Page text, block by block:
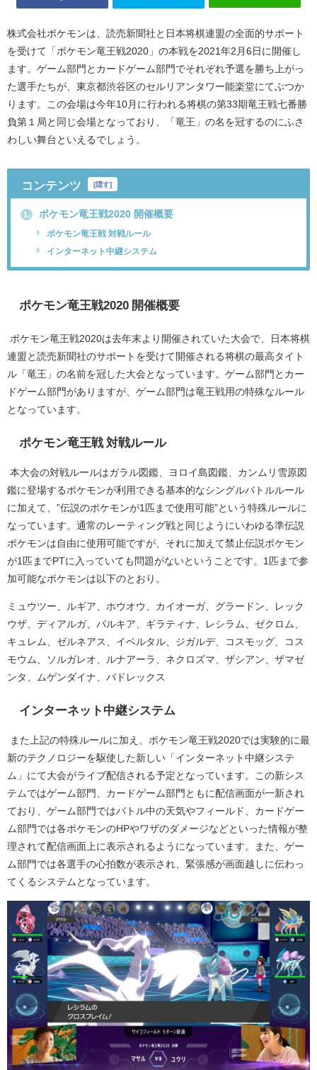
株式会社ポケモンは、読売新聞社と日本将棋連盟の全面的サポート
を受けて「ポケモン竜王戦2020 」の本戦を2021 年2 月 6 日に開催し
ます。ゲーム部門とカードゲーム部門でそれぞれ予選を勝ち上がっ
た選手たちが、東京都渋谷区のセルリアンタワー能楽堂にてぶつか
ります。この会場は今年10 月に行われる将棋の第33期竜王戦七番勝
負第１局と同じ会場となっており、「竜王」の名を冠するのにふさ
わしい舞台といえるでしょう。
コンテンツ [隠す]
1. ポケモン竜王戦2020 開催概要
ポケモン竜王戦 対戦ルール
インターネット中継システム
ポケモン竜王戦2020 開催概要
ポケモン竜王戦2020は去年末より開催されていた大会で、日本将棋
連盟と読売新聞社のサポートを受けて開催される将棋の最高タイト
ル「竜王」の名前を冠した大会となっています。ゲーム部門とカー
ドゲーム部門がありますが、ゲーム部門は竜王戦用の特殊なルール
となっています。
ポケモン竜王戦 対戦ルール
本大会の対戦ルールはガラル図鑑、ヨロイ島図鑑、カンムリ雪原図
鑑に登場するポケモンが利用できる基本的なシングルバトルルール
に加えて、 ”伝説のポケモンが1 匹まで使用可能”という特殊ルールに
なっています。通常のレーティング戦と同じようにいわゆる準伝説
ポケモンは自由に使用可能ですが、それに加えて禁止伝説ポケモン
が1 匹までPTに入っていても問題がないということです。 1 匹まで参
加可能なポケモンは以下のとおり。
ミュウツー、ルギア、ホウオウ、カイオーガ、グラードン、レック
ウザ、ディアルガ、パルキア、ギラティナ、レシラム、ゼクロム、
キュレム、ゼルネアス、イベルタル、ジガルデ、コスモッグ、コス
モウム、ソルガレオ、ルナアーラ、ネクロズマ、ザシアン、ザマゼ
ンタ、ムゲンダイナ、バドレックス
インターネット中継システム
また上記の特殊ルールに加え、ポケモン竜王戦2020では実験的に最
新のテクノロジーを駆使した新しい「インターネット中継システ
ム」にて大会がライブ配信される予定となっています。この新シス
テムではゲーム部門、カードゲーム部門ともに配信画面が一新され
ており、ゲーム部門ではバトル中の天気やフィールド、カードゲー
ム部門では各ポケモンのHPやワザのダメージなどといった情報が整
理されて配信画面上に表示されるようになっています。また、ゲー
ム部門では各選手の心拍数が表示され、緊張感が画面越しに伝わっ
てくるシステムとなっています。